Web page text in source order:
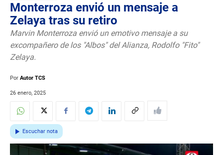
Monterroza envió un mensaje a
Zelaya tras su retiro
Marvin Monterroza envió un emotivo mensaje a su
excompañero de los "Albos" del Alianza, Rodolfo "Fito"
Zelaya.
Por Autor TCS
26 enero, 2025
Escuchar nota